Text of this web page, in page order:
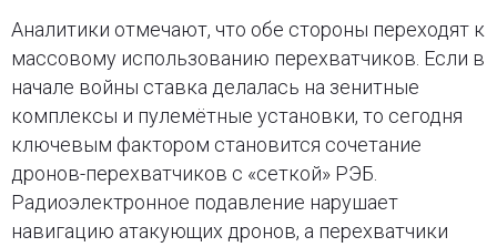
Аналитики отмечают, что обе стороны переходят к
массовому использованию перехватчиков. Если в
начале войны ставка делалась на зенитные
комплексы и пулемётные установки, то сегодня
ключевым фактором становится сочетание
дронов-перехватчиков с «сеткой» РЭБ.
Радиоэлектронное подавление нарушает
навигацию атакующих дронов, а перехватчики